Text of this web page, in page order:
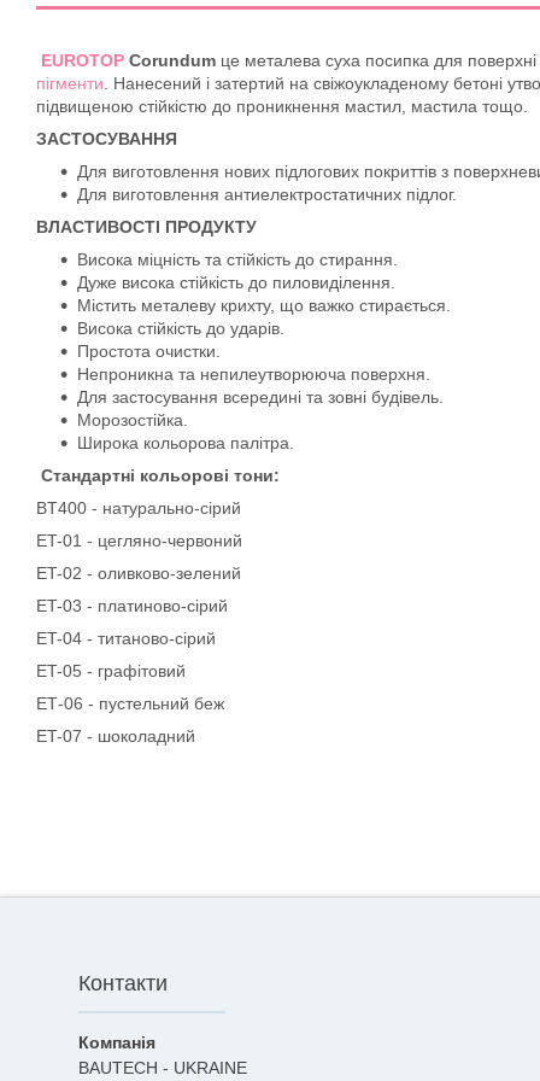
EUROTOP Corundum це металева суха посипка для
пігменти . Нанесений і затертий на свіжоукладеному бетоні
підвищеною стійкістю до проникнення мастил, мастила тощо.
ЗАСТОСУВАННЯ
Для виготовлення нових підлогових покриттів з
Для виготовлення антиелектростатичних підлог.
ВЛАСТИВОСТІ ПРОДУКТУ
Висока міцність та стійкість до стирання.
Дуже висока стійкість до пиловиділення.
Містить металеву крихту, що важко стирається.
Висока стійкість до ударів.
Простота очистки.
Непроникна та непилеутворююча поверхня.
Для застосування всередині та зовні будівель.
Морозостійка.
Широка кольорова палітра.
Стандартні кольорові тони:
BT400 - натурально-сірий
ЕT-01 - цегляно-червоний
ЕT-02 - оливково-зелений
ЕT-03 - платиново-сірий
ЕT-04 - титаново-сірий
ЕT-05 - графітовий
ЕТ-06 - пустельний беж
ЕT-07 - шоколадний
Контакти
BAUTECH - UKRAINE